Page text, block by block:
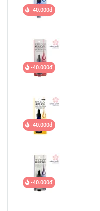
-40.000đ
-40.000đ
-40.000đ
-40.000đ